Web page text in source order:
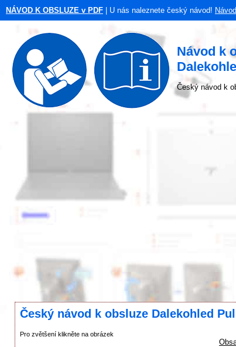
NÁVOD K OBSLUZE v PDF | U nás naleznete český návod!
Návod k
Český návod k
Český návod k obsluze Dalekohled
Pro zvětšení klikněte na obrázek